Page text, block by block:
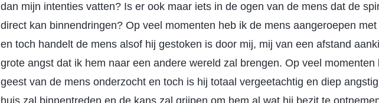
dan mijn intenties vatten? Is er ook maar iets in de ogen van de mens dat de
direct kan binnendringen? Op veel momenten heb ik de mens aangeroepen
en toch handelt de mens alsof hij gestoken is door mij, mij van een afstand
grote angst dat ik hem naar een andere wereld zal brengen. Op veel momenten
geest van de mens onderzocht en toch is hij totaal vergeetachtig en diep
huis zal binnentreden en de kans zal grijpen om hem al wat hij bezit te